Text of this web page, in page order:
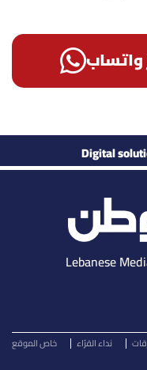
واتساب
Digital
نداء القرّاء خاص الموقع